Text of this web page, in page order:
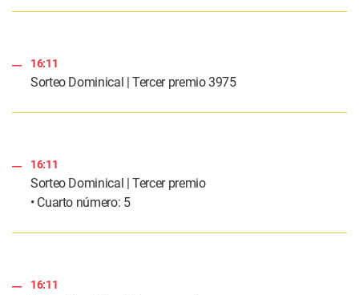
16:11
Sorteo Dominical | Tercer premio 3975
16:11
Sorteo Dominical | Tercer premio
• Cuarto número: 5
16:11